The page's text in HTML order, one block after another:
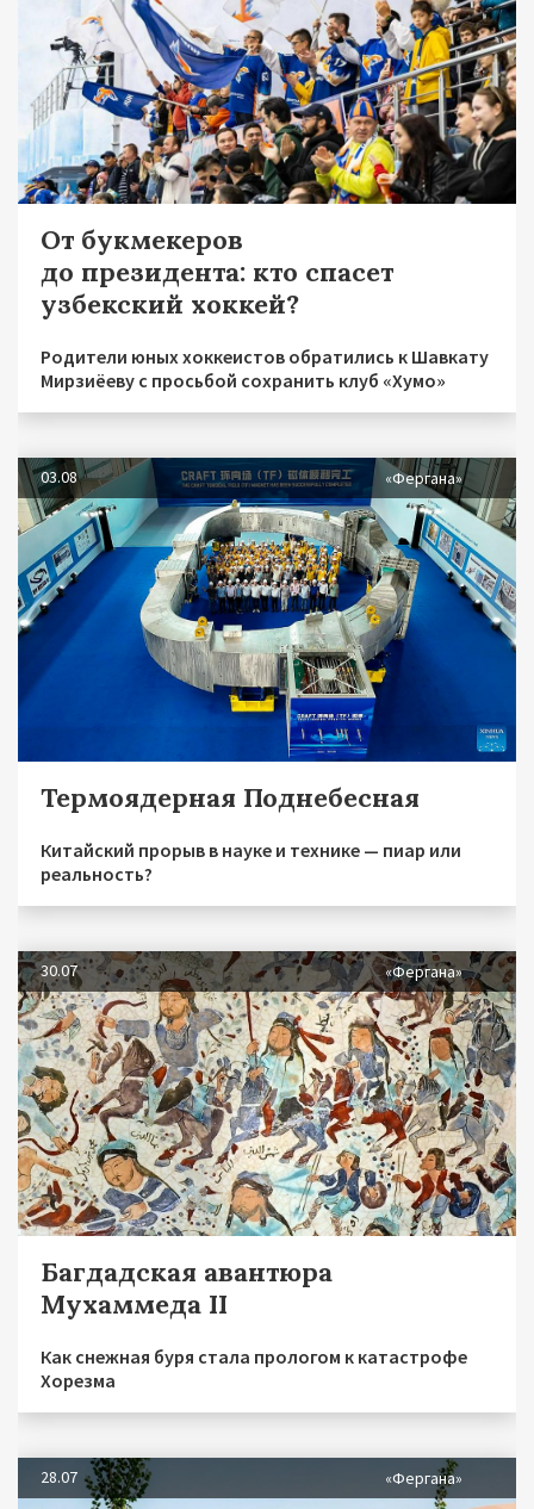
От букмекеров
до президента: кто спасет
узбекский хоккей?
Родители юных хоккеистов обратились к Шавкату
Мирзиёеву с просьбой сохранить клуб «Хумо»
03.08 «Фергана»
Термоядерная Поднебесная
Китайский прорыв в науке и технике — пиар или
реальность?
30.07 «Фергана»
Багдадская авантюра
Мухаммеда II
Как снежная буря стала прологом к катастрофе
Хорезма
28.07 «Фергана»